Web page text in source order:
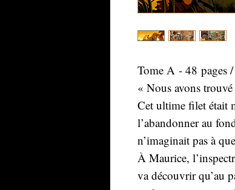
Tome A - 48 pages
« Nous avons
Cet ultime filet était
l’abandonner au
n’imaginait pas à
À Maurice,
va découvrir qu’au